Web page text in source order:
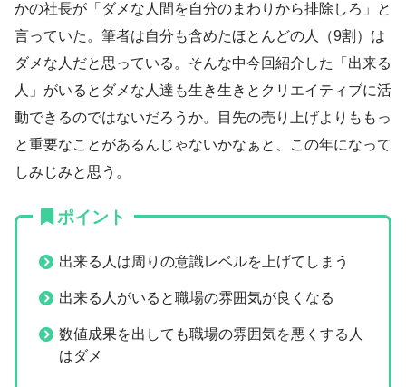
かの社長が「ダメな人間を自分のまわりから排除しろ」と
言っていた。筆者は自分も含めたほとんどの人（9割）は
ダメな人だと思っている。そんな中今回紹介した「出来る
人」がいるとダメな人達も生き生きとクリエイティブに活
動できるのではないだろうか。目先の売り上げよりももっ
と重要なことがあるんじゃないかなぁと、この年になって
しみじみと思う。
ポイント
出来る人は周りの意識レベルを上げてしまう
出来る人がいると職場の雰囲気が良くなる
数値成果を出しても職場の雰囲気を悪くする人
はダメ